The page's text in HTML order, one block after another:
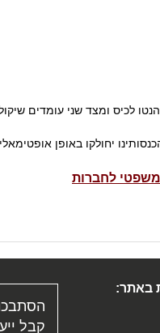
ומצד שני עומדים
יחולקו באופן
משפטי לחברות
באתר:
קבל